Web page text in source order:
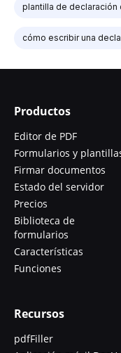
plantilla de
cómo escribir una
Productos
Editor de PDF
Formularios y
Firmar documentos
Estado del servidor
Precios
Biblioteca de
formularios
Características
Funciones
Recursos
pdfFiller